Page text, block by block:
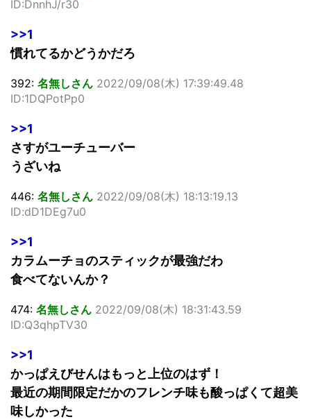
ID:DnnhJ/r30
>>1
慣れてるかどうかだろ
392: 名無しさん 2022/09/08(木) 17:39:49.48
ID:1DQPotPp0
>>1
さすがユーチューバー
うざいね
446: 名無しさん 2022/09/08(木) 18:13:19.13
ID:dD1DEg7u0
>>1
カラムーチョのスティックが最強だわ
食べてないんか？
474: 名無しさん 2022/09/08(木) 18:31:43.59
ID:Q3qhpTV30
>>1
かっぱえびせんはもっと上位のはず！
最近の期間限定だかのフレンチ味も酸っぱくて超美
味しかった